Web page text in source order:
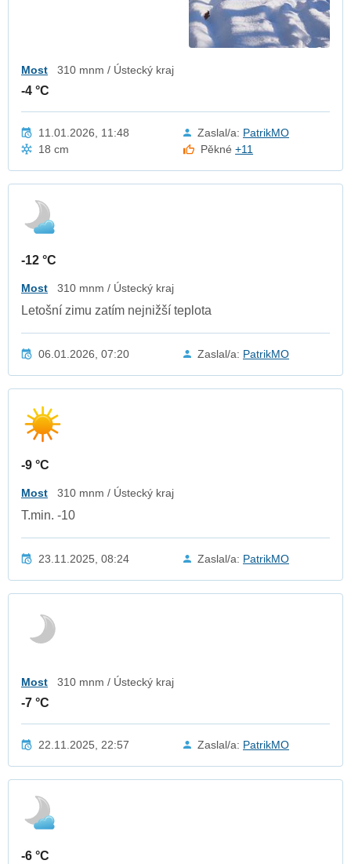
Most 310 mnm / Ústecký kraj
-4 °C
11.01.2026, 11:48 Zaslal/a: PatrikMO
18 cm
Pěkné+11
-12 °C
Most 310 mnm / Ústecký kraj
Letošní zimu zatím nejnižší teplota
06.01.2026, 07:20 Zaslal/a: PatrikMO
-9 °C
Most 310 mnm / Ústecký kraj
T.min. -10
23.11.2025, 08:24 Zaslal/a: PatrikMO
Most 310 mnm / Ústecký kraj
-7 °C
22.11.2025, 22:57 Zaslal/a: PatrikMO
-6 °C